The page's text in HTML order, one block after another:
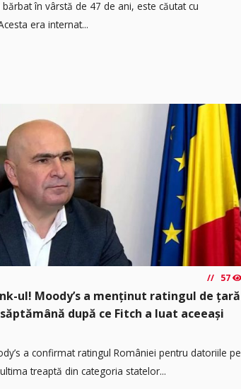
în vârstă de 47 de ani, este căutat cu
era internat...
57
ul! Moody’s a menținut ratingul de țară
după ce Fitch a luat aceeași
a confirmat ratingul României pentru datoriile pe
treaptă din categoria statelor...